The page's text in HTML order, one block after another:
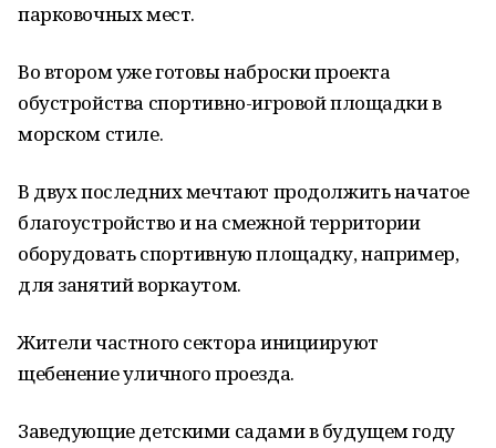
парковочных мест.
Во втором уже готовы наброски проекта
обустройства спортивно-игровой площадки в
морском стиле.
В двух последних мечтают продолжить начатое
благоустройство и на смежной территории
оборудовать спортивную площадку, например,
для занятий воркаутом.
Жители частного сектора инициируют
щебенение уличного проезда.
Заведующие детскими садами в будущем году